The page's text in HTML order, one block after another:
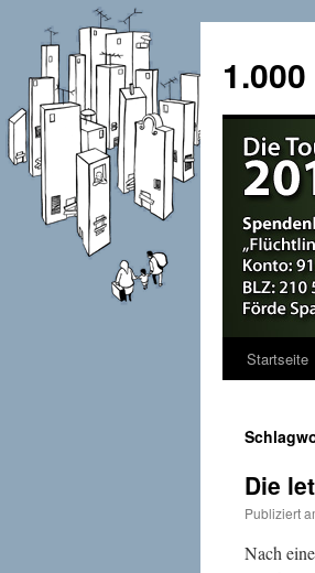
Springe
Inhalt
Startseite
Die
Publiziert
Nach